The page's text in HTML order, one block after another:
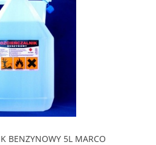
BENZYNOWY 5L MARCO